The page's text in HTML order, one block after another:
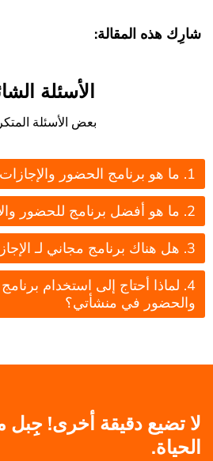
شارِك هذه المقالة:
الأسئلة
بعض الأسئلة
1. ما هو برنامج الحضور والإجازات؟
2. ما هو أفضل برنامج للحضور والإجازات؟
3. هل هناك برنامج مجاني لـ الإجازات والحضور؟
4. لماذا أحتاج إلى استخدام
والحضور في منشأتي؟
لا تضيع دقيقة أخرى!
الحياة.